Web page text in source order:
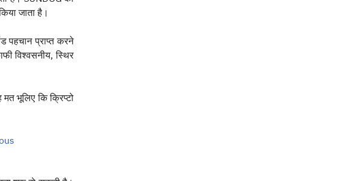
जाता है।
पहचान प्राप्त करने
विश्वसनीय, स्थिर
भूलिए कि क्रिप्टो